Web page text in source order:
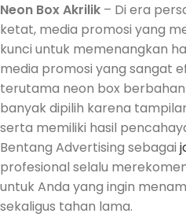
Neon Box Akrilik – Di era
ketat, media promosi yang
kunci untuk memenangkan
media promosi yang sangat
terutama neon box berbahan
banyak dipilih karena
serta memiliki hasil
Bentang Advertising sebagai
profesional selalu
untuk Anda yang ingin
sekaligus tahan lama.